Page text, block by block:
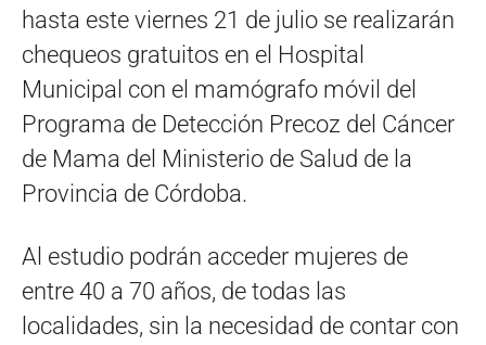
hasta este viernes 21 de julio se realizarán
chequeos gratuitos en el Hospital
Municipal con el mamógrafo móvil del
Programa de Detección Precoz del Cáncer
de Mama del Ministerio de Salud de la
Provincia de Córdoba.
Al estudio podrán acceder mujeres de
entre 40 a 70 años, de todas las
localidades, sin la necesidad de contar con